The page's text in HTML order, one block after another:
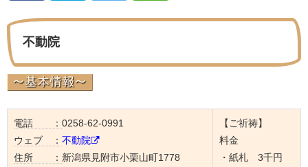
不動院
電話 ： 0258-62-0991
ウェブ ： 不動院
住所 ： 新潟県見附市小栗山町1778
【ご祈祷】
料金
・紙札 3千円